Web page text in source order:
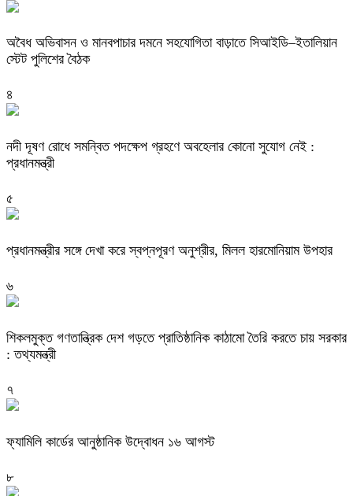
অবৈধ অভিবাসন ও মানবপাচার দমনে সহযোগিতা বাড়াতে সিআইডি–ইতালিয়ান
স্টেট পুলিশের বৈঠক
৪
নদী দূষণ রোধে সমন্বিত পদক্ষেপ গ্রহণে অবহেলার কোনো সুযোগ নেই :
প্রধানমন্ত্রী
৫
প্রধানমন্ত্রীর সঙ্গে দেখা করে স্বপ্নপূরণ অনুশ্রীর, মিলল হারমোনিয়াম উপহার
৬
শিকলমুক্ত গণতান্ত্রিক দেশ গড়তে প্রাতিষ্ঠানিক কাঠামো তৈরি করতে চায় সরকার
: তথ্যমন্ত্রী
৭
ফ্যামিলি কার্ডের আনুষ্ঠানিক উদ্বোধন ১৬ আগস্ট
৮